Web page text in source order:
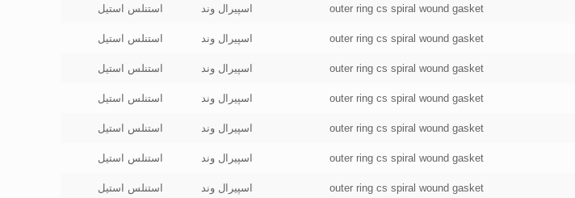
outer ring cs spiral wound gasket اسپیرال وند استنلس استیل
outer ring cs spiral wound gasket اسپیرال وند استنلس استیل
outer ring cs spiral wound gasket اسپیرال وند استنلس استیل
outer ring cs spiral wound gasket اسپیرال وند استنلس استیل
outer ring cs spiral wound gasket اسپیرال وند استنلس استیل
outer ring cs spiral wound gasket اسپیرال وند استنلس استیل
outer ring cs spiral wound gasket اسپیرال وند استنلس استیل